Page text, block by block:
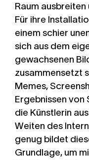
Raum ausbreiten
Für ihre
einem schier
sich aus dem
gewachsenen
zusammensetzt
Memes,
Ergebnissen von
die Künstlerin
Weiten des
genug bildet
Grundlage, um